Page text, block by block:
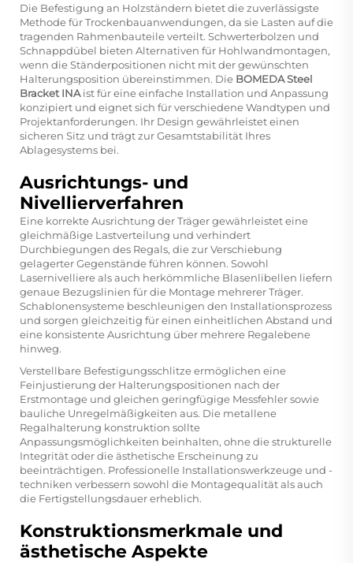
Die Befestigung an Holzständern bietet die zuverlässigste
Methode für Trockenbauanwendungen, da sie Lasten auf die
tragenden Rahmenbauteile verteilt. Schwerterbolzen und
Schnappdübel bieten Alternativen für Hohlwandmontagen,
wenn die Ständerpositionen nicht mit der gewünschten
Halterungsposition übereinstimmen. Die BOMEDA Steel
Bracket INAist für eine einfache Installation und Anpassung
konzipiert und eignet sich für verschiedene Wandtypen und
Projektanforderungen. Ihr Design gewährleistet einen
sicheren Sitz und trägt zur Gesamtstabilität Ihres
Ablagesystems bei.
Ausrichtungs- und
Nivellierverfahren
Eine korrekte Ausrichtung der Träger gewährleistet eine
gleichmäßige Lastverteilung und verhindert
Durchbiegungen des Regals, die zur Verschiebung
gelagerter Gegenstände führen können. Sowohl
Lasernivelliere als auch herkömmliche Blasenlibellen liefern
genaue Bezugslinien für die Montage mehrerer Träger.
Schablonensysteme beschleunigen den Installationsprozess
und sorgen gleichzeitig für einen einheitlichen Abstand und
eine konsistente Ausrichtung über mehrere Regalebene
hinweg.
Verstellbare Befestigungsschlitze ermöglichen eine
Feinjustierung der Halterungspositionen nach der
Erstmontage und gleichen geringfügige Messfehler sowie
bauliche Unregelmäßigkeiten aus. Die metallene
Regalhalterung konstruktion sollte
Anpassungsmöglichkeiten beinhalten, ohne die strukturelle
Integrität oder die ästhetische Erscheinung zu
beeinträchtigen. Professionelle Installationswerkzeuge und -
techniken verbessern sowohl die Montagequalität als auch
die Fertigstellungsdauer erheblich.
Konstruktionsmerkmale und
ästhetische Aspekte